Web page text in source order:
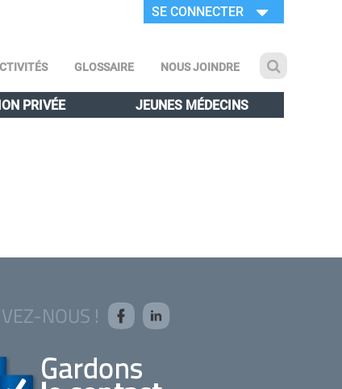
SE CONNECTER
GLOSSAIRE NOUS JOINDRE
PRIVÉE JEUNES MÉDECINS
NOUS !